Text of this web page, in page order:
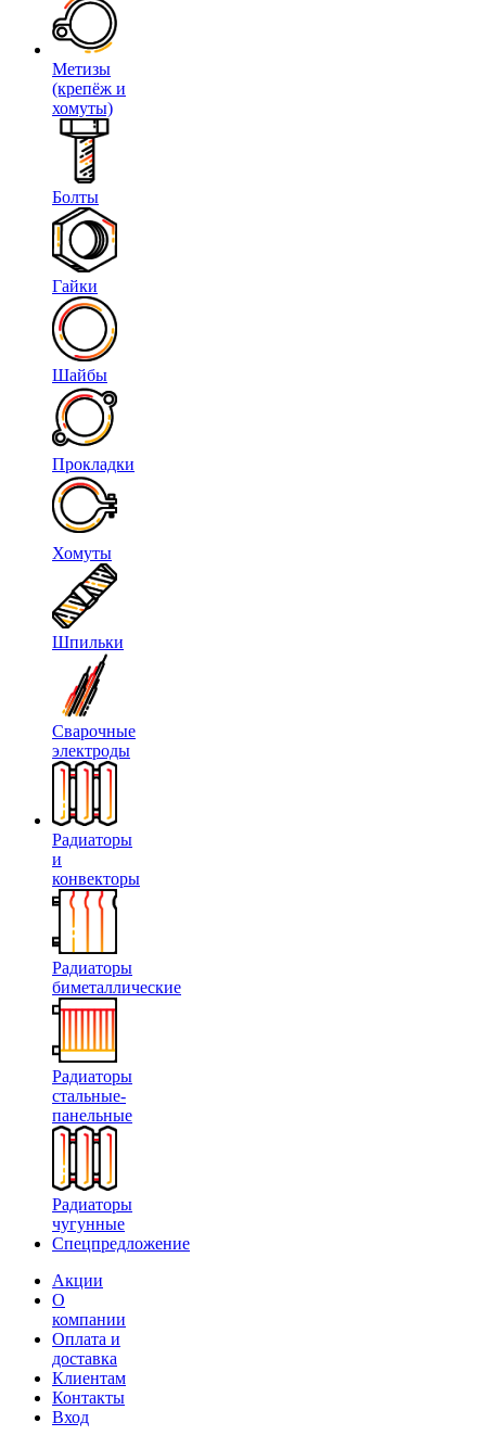
Метизы
(крепёж и
хомуты)
Болты
Гайки
Шайбы
Прокладки
Хомуты
Шпильки
Сварочные
электроды
Радиаторы
и
конвекторы
Радиаторы
биметаллические
Радиаторы
стальные-
панельные
Радиаторы
чугунные
Спецпредложение
Акции
О
компании
Оплата и
доставка
Клиентам
Контакты
Вход